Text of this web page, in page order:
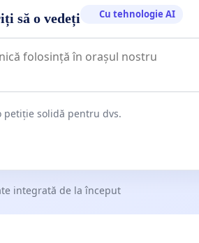
să o vedeți Cu tehnologie AI
petiție solidă pentru dvs.
integrată de la început